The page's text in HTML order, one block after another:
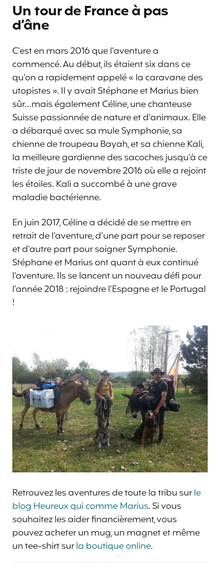
Un tour de France à pas
d’âne
C’est en mars 2016 que l’aventure a
commencé. Au début, ils étaient six dans ce
qu’on a rapidement appelé « la caravane des
utopistes ». Il y avait Stéphane et Marius bien
sûr…mais également Céline, une chanteuse
Suisse passionnée de nature et d’animaux. Elle
a débarqué avec sa mule Symphonie, sa
chienne de troupeau Bayah, et sa chienne Kali,
la meilleure gardienne des sacoches jusqu’à ce
triste de jour de novembre 2016 où elle a rejoint
les étoiles. Kali a succombé à une grave
maladie bactérienne.
En juin 2017, Céline a décidé de se mettre en
retrait de l’aventure, d’une part pour se reposer
et d’autre part pour soigner Symphonie.
Stéphane et Marius ont quant à eux continué
l’aventure. Ils se lancent un nouveau défi pour
l’année 2018 : rejoindre l’Espagne et le Portugal
!
Retrouvez les aventures de toute la tribu surle
blog Heureux qui comme Marius. Si vous
souhaitez les aider financièrement, vous
pouvez acheter un mug, un magnet et même
un tee-shirt surla boutique online.